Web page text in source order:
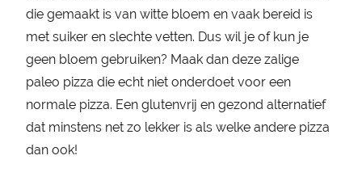
die gemaakt is van witte bloem en vaak bereid is
met suiker en slechte vetten. Dus wil je of kun je
geen bloem gebruiken? Maak dan deze zalige
paleo pizza die echt niet onderdoet voor een
normale pizza. Een glutenvrij en gezond alternatief
dat minstens net zo lekker is als welke andere pizza
dan ook!